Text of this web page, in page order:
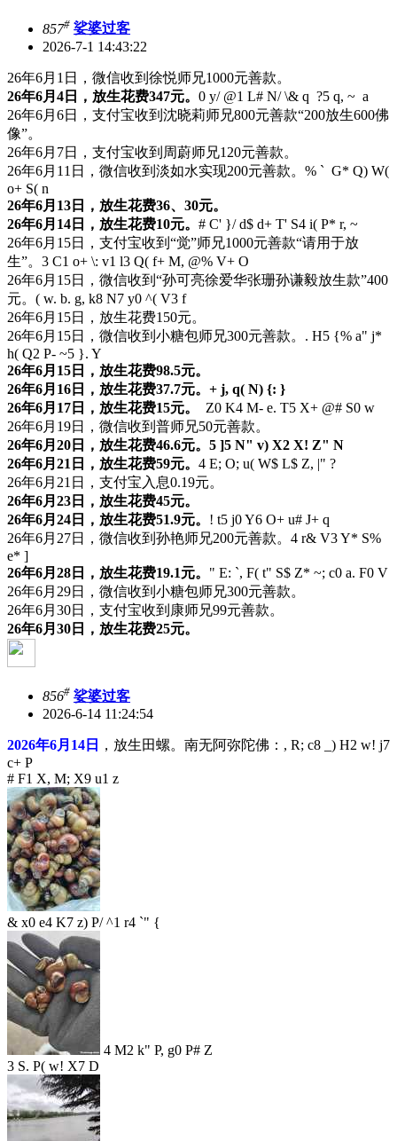
857# 娑婆过客
2026-7-1 14:43:22
26年6月1日，微信收到徐悦师兄1000元善款。
26年6月4日，放生花费347元。 0 y/ @1 L# N/ \& q ?5 q, ~ a
26年6月6日，支付宝收到沈晓莉师兄800元善款“200放生600佛
像”。
26年6月7日，支付宝收到周蔚师兄120元善款。
26年6月11日，微信收到淡如水实现200元善款。 % ` G* Q) W(
o+ S( n
26年6月13日，放生花费36、30元。
26年6月14日，放生花费10元。 # C' }/ d$ d+ T' S4 i( P* r, ~
26年6月15日，支付宝收到“觉”师兄1000元善款“请用于放
生”。 3 C1 o+ \: v1 l3 Q( f+ M, @% V+ O
26年6月15日，微信收到“孙可亮徐爱华张珊孙谦毅放生款”400
元。 ( w. b. g, k8 N7 y0 ^( V3 f
26年6月15日，放生花费150元。
26年6月15日，微信收到小糖包师兄300元善款。 . H5 {% a" j*
h( Q2 P- ~5 }. Y
26年6月15日，放生花费98.5元。
26年6月16日，放生花费37.7元。 + j, q( N) {: }
26年6月17日，放生花费15元。
Z0 K4 M- e. T5 X+ @# S0 w
26年6月19日，微信收到普师兄50元善款。
26年6月20日，放生花费46.6元。 5 ]5 N" v) X2 X! Z" N
26年6月21日，放生花费59元。 4 E; O; u( W$ L$ Z, |" ?
26年6月21日，支付宝入息0.19元。
26年6月23日，放生花费45元。
26年6月24日，放生花费51.9元。 ! t5 j0 Y6 O+ u# J+ q
26年6月27日，微信收到孙艳师兄200元善款。 4 r& V3 Y* S%
e* ]
26年6月28日，放生花费19.1元。 " E: `, F( t" S$ Z* ~; c0 a. F0 V
26年6月29日，微信收到小糖包师兄300元善款。
26年6月30日，支付宝收到康师兄99元善款。
26年6月30日，放生花费25元。
856# 娑婆过客
2026-6-14 11:24:54
2026年6月14日 ，放生田螺。南无阿弥陀佛： , R; c8 _) H2 w! j7
c+ P
# F1 X, M; X9 u1 z
& x0 e4 K7 z) P/ ^1 r4 `" {
4 M2 k" P, g0 P# Z
3 S. P( w! X7 D